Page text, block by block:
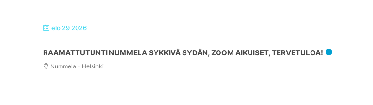
elo 29 2026
RAAMATTUTUNTI NUMMELA SYKKIVÄ SYDÄN, ZOOM AIKUISET, TERVETULOA!
Nummela - Helsinki